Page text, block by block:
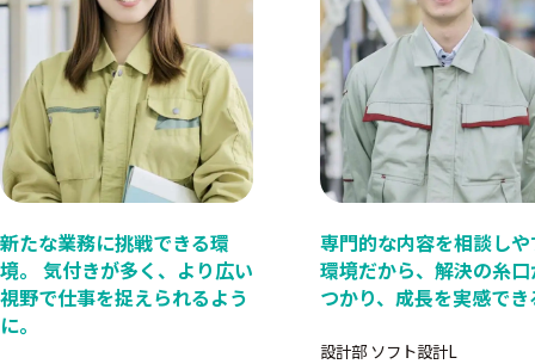
新たな業務に挑戦できる環
境。 気付きが多く、より広い
視野で仕事を捉えられるよう
に。
専門的な内容を相談し
環境だから、解決の糸
つかり、成長を実感でき
設計部 ソフト設計L